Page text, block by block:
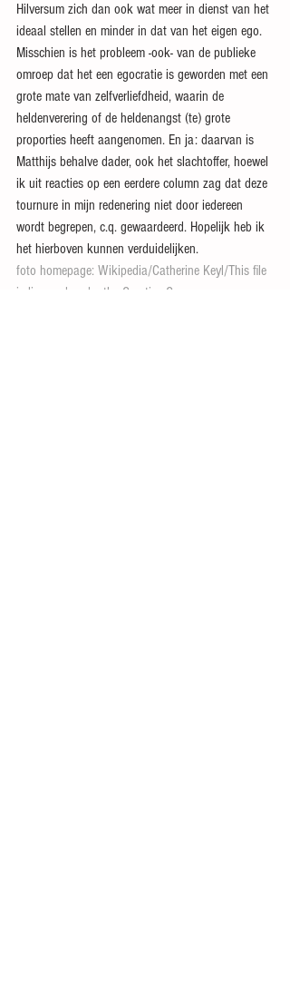
Hilversum zich dan ook wat meer in dienst van het
ideaal stellen en minder in dat van het eigen ego.
Misschien is het probleem -ook- van de publieke
omroep dat het een egocratie is geworden met een
grote mate van zelfverliefdheid, waarin de
heldenverering of de heldenangst (te) grote
proporties heeft aangenomen. En ja: daarvan is
Matthijs behalve dader, ook het slachtoffer, hoewel
ik uit reacties op een eerdere column zag dat deze
tournure in mijn redenering niet door iedereen
wordt begrepen, c.q. gewaardeerd. Hopelijk heb ik
het hierboven kunnen verduidelijken.
foto homepage: Wikipedia/Catherine Keyl/This file
is licensed under the Creative Commons